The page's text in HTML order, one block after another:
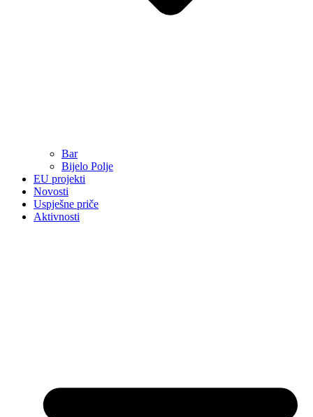
Bar
Bijelo Polje
EU projekti
Novosti
Uspješne priče
Aktivnosti